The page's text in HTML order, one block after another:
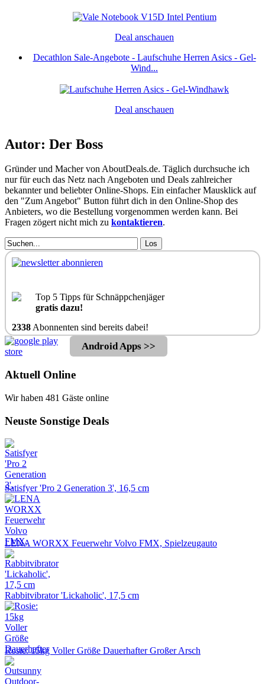
Deal anschauen
Decathlon Sale-Angebote - Laufschuhe Herren Asics - Gel-
Wind...
Deal anschauen
Autor: Der Boss
Gründer und Macher von AboutDeals.de. Täglich durchsuche ich
nur für euch das Netz nach Angeboten und Deals zahlreicher
bekannter und beliebter Online-Shops. Ein einfacher Mausklick auf
den "Zum Angebot" Button führt dich in den Online-Shop des
Anbieters, wo die Bestellung vorgenommen werden kann. Bei
Fragen zögert nicht mich zu kontaktieren.
Los
Top 5 Tipps für Schnäppchenjäger
gratis dazu!
2338Abonnenten sind bereits dabei!
Android Apps >>
Aktuell Online
Wir haben 481 Gäste online
Neuste Sonstige Deals
Satisfyer 'Pro 2 Generation 3', 16,5 cm
LENA WORXX Feuerwehr Volvo FMX, Spielzeugauto
Rabbitvibrator 'Lickaholic', 17,5 cm
Rosie: 15kg Voller Größe Dauerhafter Großer Arsch